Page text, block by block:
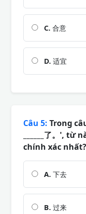
C. 合意
D. 适宜
Câu 5: Trong
______了。',
chính xác nhất?
A. 下去
B. 过来